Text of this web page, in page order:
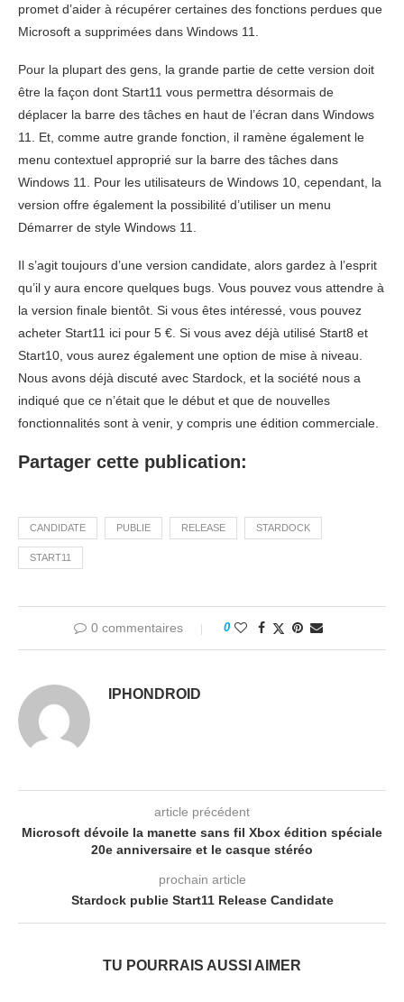
promet d’aider à récupérer certaines des fonctions perdues que
Microsoft a supprimées dans Windows 11.
Pour la plupart des gens, la grande partie de cette version doit
être la façon dont Start11 vous permettra désormais de
déplacer la barre des tâches en haut de l’écran dans Windows
11. Et, comme autre grande fonction, il ramène également le
menu contextuel approprié sur la barre des tâches dans
Windows 11. Pour les utilisateurs de Windows 10, cependant, la
version offre également la possibilité d’utiliser un menu
Démarrer de style Windows 11.
Il s’agit toujours d’une version candidate, alors gardez à l’esprit
qu’il y aura encore quelques bugs. Vous pouvez vous attendre à
la version finale bientôt. Si vous êtes intéressé, vous pouvez
acheter Start11 ici pour 5 €. Si vous avez déjà utilisé Start8 et
Start10, vous aurez également une option de mise à niveau.
Nous avons déjà discuté avec Stardock, et la société nous a
indiqué que ce n’était que le début et que de nouvelles
fonctionnalités sont à venir, y compris une édition commerciale.
Partager cette publication:
CANDIDATE PUBLIE RELEASE STARDOCK
START11
0 commentaires 0
IPHONDROID
article précédent
Microsoft dévoile la manette sans fil Xbox édition spéciale
20e anniversaire et le casque stéréo
prochain article
Stardock publie Start11 Release Candidate
TU POURRAIS AUSSI AIMER